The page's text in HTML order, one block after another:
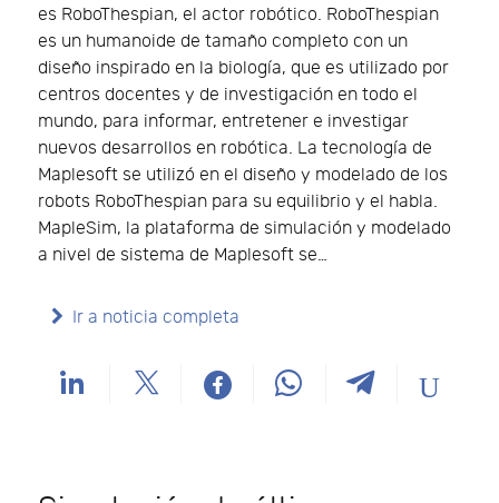
es RoboThespian, el actor robótico. RoboThespian
es un humanoide de tamaño completo con un
diseño inspirado en la biología, que es utilizado por
centros docentes y de investigación en todo el
mundo, para informar, entretener e investigar
nuevos desarrollos en robótica. La tecnología de
Maplesoft se utilizó en el diseño y modelado de los
robots RoboThespian para su equilibrio y el habla.
MapleSim, la plataforma de simulación y modelado
a nivel de sistema de Maplesoft se…
Ir a noticia completa